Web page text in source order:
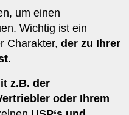
um einen
Wichtig ist ein
Charakter, der zu Ihrer
.
z.B. der
oder Ihrem